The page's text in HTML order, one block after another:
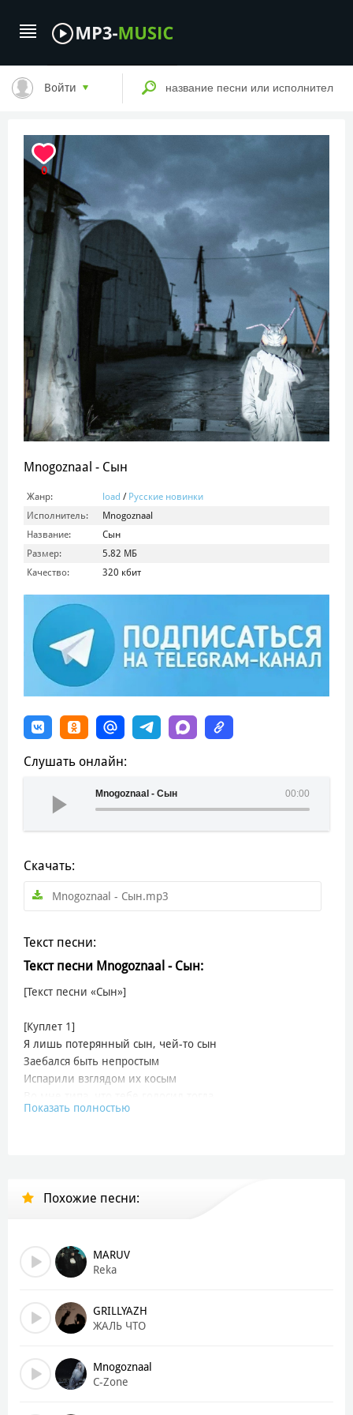
Войти
0
Mnogoznaal - Сын
Жанр: load / Русские новинки
Исполнитель:
Mnogoznaal
Название:
Сын
Размер:
5.82 МБ
Качество:
320 кбит
Слушать онлайн:
00:00
Mnogoznaal - Сын
Скачать:
Mnogoznaal - Сын.mp3
Текст песни:
Текст песни Mnogoznaal - Сын:
[Текст песни «Сын»]
[Куплет 1]
Я лишь потерянный сын, чей-то сын
Заебался быть непростым
Испарили взглядом их косым
Впитал намеренно Россию мать
Маршрут его до беды, страхов и тревог
С былым азартом огонёк заново ведёт
Так уже бывало, с ямы ссаной на подъём (Знаю)
[Припев]
Я ищу это всегда
Я так хочу что-нибудь больше, чем вся эта суета (Где-то
там, где-то там, где)
Показать полностью
Похожие песни:
MARUV
Reka
GRILLYAZH
ЖАЛЬ ЧТО
Mnogoznaal
C-Zone